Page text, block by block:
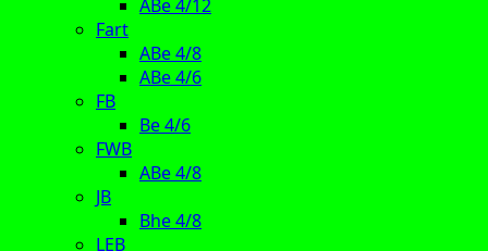
ABe 4/12
Fart
ABe 4/8
ABe 4/6
FB
Be 4/6
FWB
ABe 4/8
JB
Bhe 4/8
LEB